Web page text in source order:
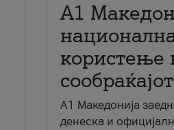
A1
користење
сообраќајот
A1 Македонија
денеска и